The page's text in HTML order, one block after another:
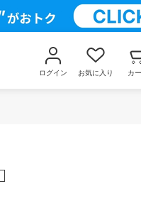
ログイン お気に入り カ